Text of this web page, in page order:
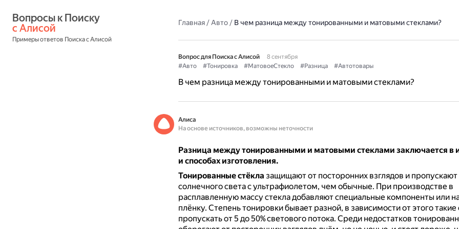
с Алисой
Примеры ответов Поиска с Алисой
Главная/Авто/ В чем разница между тонированными и матовыми стеклами?
Вопрос для Поиска с Алисой
8 сентября
#Авто
#Тонировка #МатовоеСтекло #Разница #Автотовары
В чем разница между тонированными и матовыми стеклами?
Алиса
На основе источников, возможны неточности
Разница между тонированными и матовыми стеклами заключается в
и способах изготовления.
Тонированные стёкла защищают от посторонних взглядов и
солнечного света с ультрафиолетом, чем обычные. При производстве в
расплавленную массу стекла добавляют специальные компоненты или
плёнку. Степень тонировки бывает разной, в зависимости от этого такие
пропускать от 5 до 50% светового потока. Среди недостатков